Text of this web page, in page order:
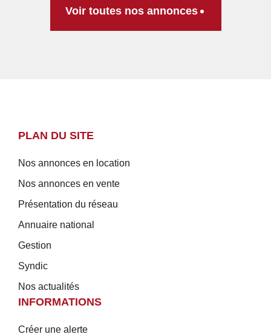
Voir toutes nos annonces
PLAN DU SITE
Nos annonces en location
Nos annonces en vente
Présentation du réseau
Annuaire national
Gestion
Syndic
Nos actualités
INFORMATIONS
Créer une alerte